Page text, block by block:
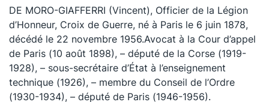
DE MORO-GIAFFERRI (Vincent), Officier de la Légion
d’Honneur, Croix de Guerre, né à Paris le 6 juin 1878,
décédé le 22 novembre 1956.Avocat à la Cour d’appel
de Paris (10 août 1898), – député de la Corse (1919-
1928), – sous-secrétaire d’État à l’enseignement
technique (1926), – membre du Conseil de l’Ordre
(1930-1934), – député de Paris (1946-1956).
Le Concours de la Conférence
La Conférence Berryer
La Petite Conférence